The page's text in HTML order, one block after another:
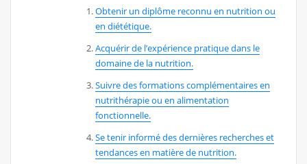
Obtenir un diplôme reconnu en nutrition ou
en diététique.
Acquérir de l’expérience pratique dans le
domaine de la nutrition.
Suivre des formations complémentaires en
nutrithérapie ou en alimentation
fonctionnelle.
Se tenir informé des dernières recherches et
tendances en matière de nutrition.